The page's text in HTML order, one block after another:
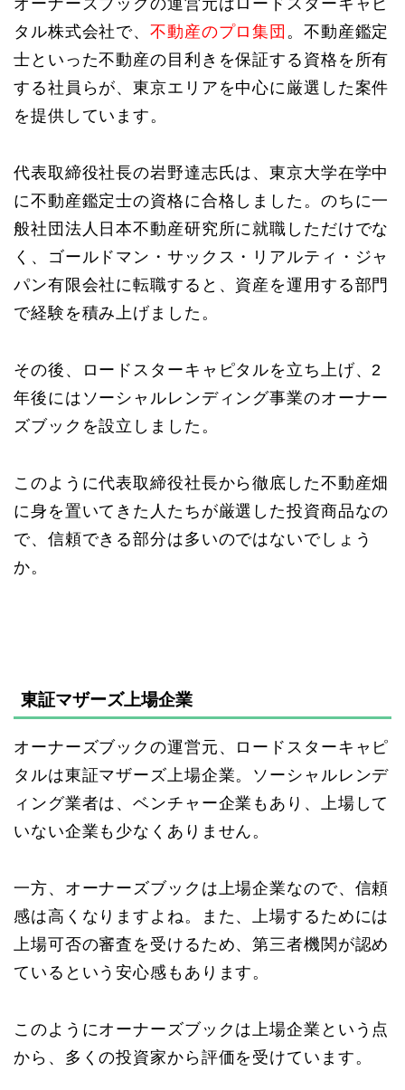
タル株式会社で、不動産のプロ集団 。不動産鑑定
士といった不動産の目利きを保証する資格を所有
する社員らが、東京エリアを中心に厳選した案件
を提供しています。
代表取締役社長の岩野達志氏は、東京大学在学中
に不動産鑑定士の資格に合格しました。のちに一
般社団法人日本不動産研究所に就職しただけでな
く、ゴールドマン・サックス・リアルティ・ジャ
パン有限会社に転職すると、資産を運用する部門
で経験を積み上げました。
その後、ロードスターキャピタルを立ち上げ、2
年後にはソーシャルレンディング事業のオーナー
ズブックを設立しました。
このように代表取締役社長から徹底した不動産畑
に身を置いてきた人たちが厳選した投資商品なの
で、信頼できる部分は多いのではないでしょう
か。
東証マザーズ上場企業
オーナーズブックの運営元、ロードスターキャピ
タルは東証マザーズ上場企業。ソーシャルレンデ
ィング業者は、ベンチャー企業もあり、上場して
いない企業も少なくありません。
一方、オーナーズブックは上場企業なので、信頼
感は高くなりますよね。また、上場するためには
上場可否の審査を受けるため、第三者機関が認め
ているという安心感もあります。
このようにオーナーズブックは上場企業という点
から、多くの投資家から評価を受けています。